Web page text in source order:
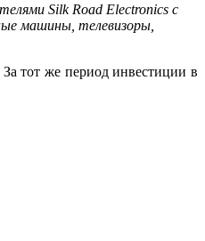
Silk Road Electronics с
машины, телевизоры,
За тот же период инвестиции в